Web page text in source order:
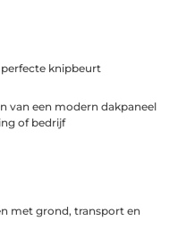
knipbeurt
van een modern dakpaneel
of bedrijf
met grond, transport en